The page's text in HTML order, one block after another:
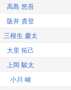
高島 悠吾
阪井 貴登
三根生 慶太
大里 拓己
上岡 駿太
小川 峻